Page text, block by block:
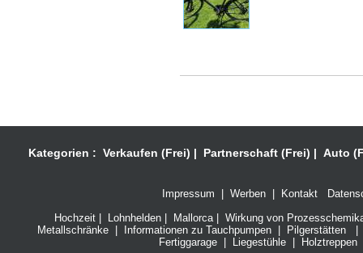
Kategorien : Verkaufen (Frei) | Partnerschaft (Frei) | Auto
Impressum Werben Kontakt
Hochzeit
Lohnhelden Mallorca
Wirkung von
Metallschränke
Informationen zu Tauchpumpen Pilgerstätten
Fertiggarage
Liegestühle Holztreppen